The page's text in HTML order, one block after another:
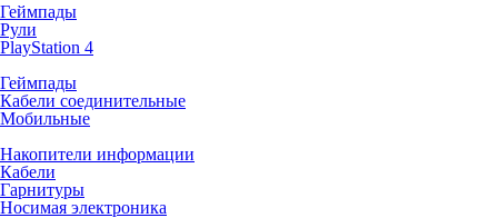
Геймпады
Рули
PlayStation 4
Геймпады
Кабели соединительные
Мобильные
Накопители информации
Кабели
Гарнитуры
Носимая электроника